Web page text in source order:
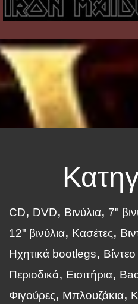
CD DVD Βινύλια 7"
12" βινύλια
Κασέτες
Ηχητικά bootlegs
Περιοδικά
Εισιτήρια
Φιγούρες
Μπλουζάκια